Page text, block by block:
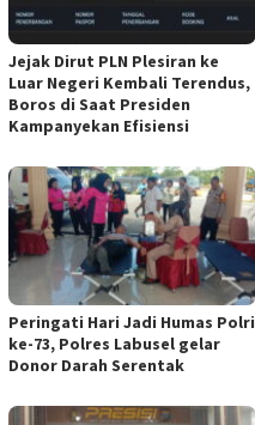
Jejak Dirut PLN Plesiran ke
Luar Negeri Kembali Terendus,
Boros di Saat Presiden
Kampanyekan Efisiensi
Peringati Hari Jadi Humas Polri
ke-73, Polres Labusel gelar
Donor Darah Serentak